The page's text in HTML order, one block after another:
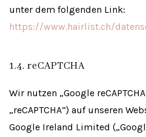
unter dem folgenden Link:
https://www.hairlist.ch/
1.4. reCAPTCHA
Wir nutzen „Google
„reCAPTCHA“) auf unseren
Google Ireland Limited